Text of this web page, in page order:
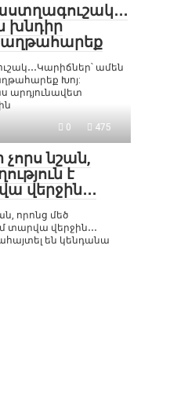
խնդիր
ամեն
Խոյ:
արդյունավետ
0 475
նշան,
է
վերջին․․․
որոնց մեծ
տարվա վերջին․․․
են կենդանա